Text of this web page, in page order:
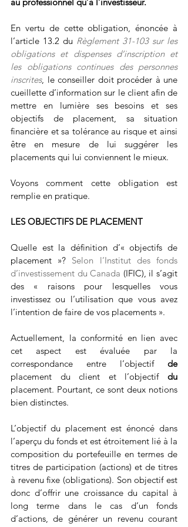
En vertu de cette obligation, énoncée à
l’article 13.2 du Règlement 31-103 sur les
obligations et dispenses d’inscription et
les obligations continues des personnes
inscrites, le conseiller doit procéder à une
cueillette d’information sur le client afin de
mettre en lumière ses besoins et ses
objectifs de placement, sa situation
financière et sa tolérance au risque et ainsi
être en mesure de lui suggérer les
placements qui lui conviennent le mieux.
Voyons comment cette obligation est
remplie en pratique.
LES OBJECTIFS DE PLACEMENT
Quelle est la définition d’« objectifs de
placement »? Selon l’Institut des fonds
d’investissement du Canada (IFIC), il s’agit
des « raisons pour lesquelles vous
investissez ou l’utilisation que vous avez
l’intention de faire de vos placements ».
Actuellement, la conformité en lien avec
cet aspect est évaluée par la
correspondance entre l’objectif de
placement du client et l’objectif du
placement. Pourtant, ce sont deux notions
bien distinctes.
L’objectif du placement est énoncé dans
l’aperçu du fonds et est étroitement lié à la
composition du portefeuille en termes de
titres de participation (actions) et de titres
à revenu fixe (obligations). Son objectif est
donc d’offrir une croissance du capital à
long terme dans le cas d’un fonds
d’actions, de générer un revenu courant